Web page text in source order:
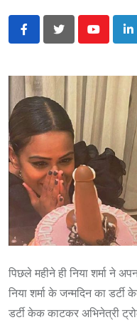
Youtube
पिछले महीने ही निया शर्मा ने
निया शर्मा के जन्मदिन का
डर्टी केक काटकर अभिनेत्री